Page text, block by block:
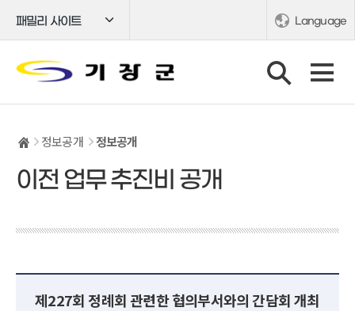
패밀리 사이트 Language
정보공개 정보공개
이전 업무 추진비 공개
제227회 정례회 관련한 협의부서와의 간담회 개최